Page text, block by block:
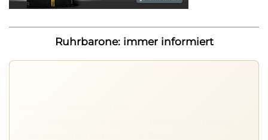
Ruhrbarone: immer informiert